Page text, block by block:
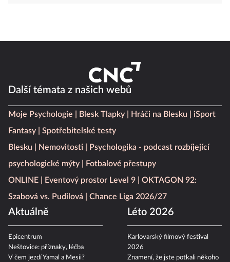
Další témata z našich webů
Moje Psychologie Blesk Tlapky Hráči na Blesku
iSport
Fantasy
Spotřebitelské testy
Blesku
Nemovitosti
Psychologika - podcast rozbíjející
psychologické mýty
Fotbalové přestupy
ONLINE
Eventový prostor Level 9
OKTAGON 92:
Szabová vs. Pudilová
Chance Liga 2026/27
Aktuálně
Epicentrum
Neštovice: příznaky, léčba
V čem jezdí Yamal a Mesii?
Léto 2026
Karlovarský filmový festival
2026
Znamení, že jste potkali někoho